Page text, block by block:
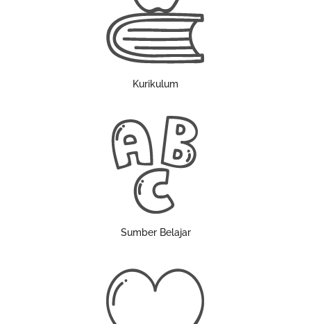
Kurikulum
Sumber Belajar